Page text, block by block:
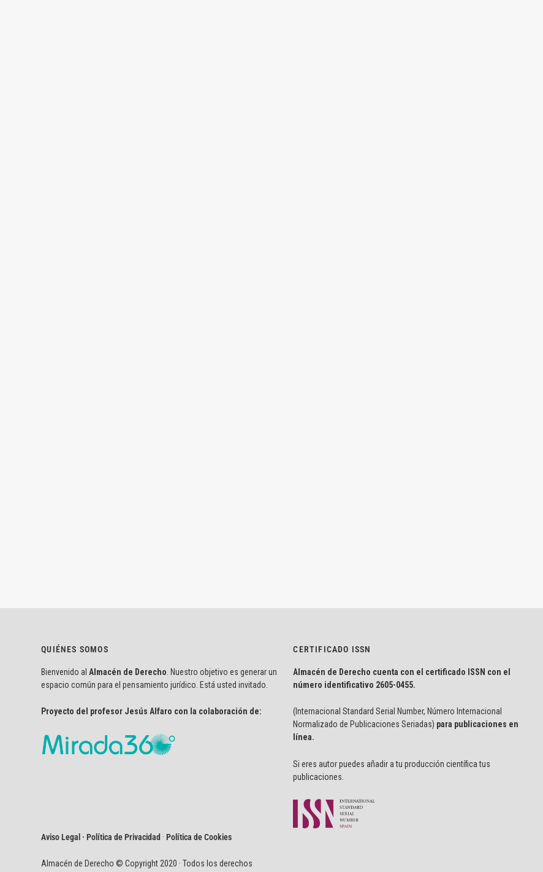
QUIÉNES SOMOS
Bienvenido al Almacén de Derecho . Nuestro objetivo es generar un
espacio común para el pensamiento jurídico. Está usted invitado.
Proyecto del profesor Jesús Alfaro con la colaboración de:
Aviso Legal · Política de Privacidad ·Política de Cookies
Almacén de Derecho © Copyright 2020 · Todos los derechos
CERTIFICADO ISSN
Almacén de Derecho cuenta con el certificado ISSN con el
número identificativo 2605-0455.
(Internacional Standard Serial Number, Número Internacional
Normalizado de Publicaciones Seriadas) para publicaciones en
línea.
Si eres autor puedes añadir a tu producción científica tus
publicaciones.